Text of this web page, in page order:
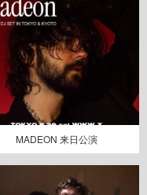
MADEON 来日公演